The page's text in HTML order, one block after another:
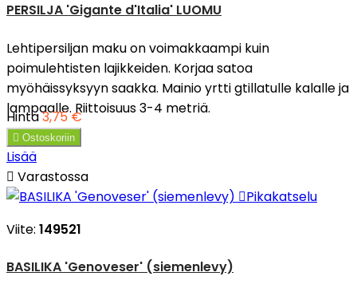
PERSILJA 'Gigante d'Italia' LUOMU
Lehtipersiljan maku on voimakkaampi kuin
poimulehtisten lajikkeiden. Korjaa satoa
myöhäissyksyyn saakka. Mainio yrtti gtillatulle kalalle ja
lampaalle. Riittoisuus 3-4 metriä.
Hinta3,75 €
 Ostoskoriin
Lisää
 Varastossa
Pikakatselu
Viite: 149521
BASILIKA 'Genoveser' (siemenlevy)